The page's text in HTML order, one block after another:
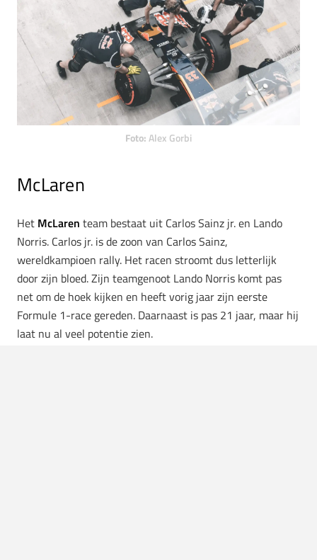
Foto: Alex Gorbi
McLaren
Het McLaren team bestaat uit Carlos Sainz jr. en Lando
Norris. Carlos jr. is de zoon van Carlos Sainz,
wereldkampioen rally. Het racen stroomt dus letterlijk
door zijn bloed. Zijn teamgenoot Lando Norris komt pas
net om de hoek kijken en heeft vorig jaar zijn eerste
Formule 1-race gereden. Daarnaast is pas 21 jaar, maar hij
laat nu al veel potentie zien.